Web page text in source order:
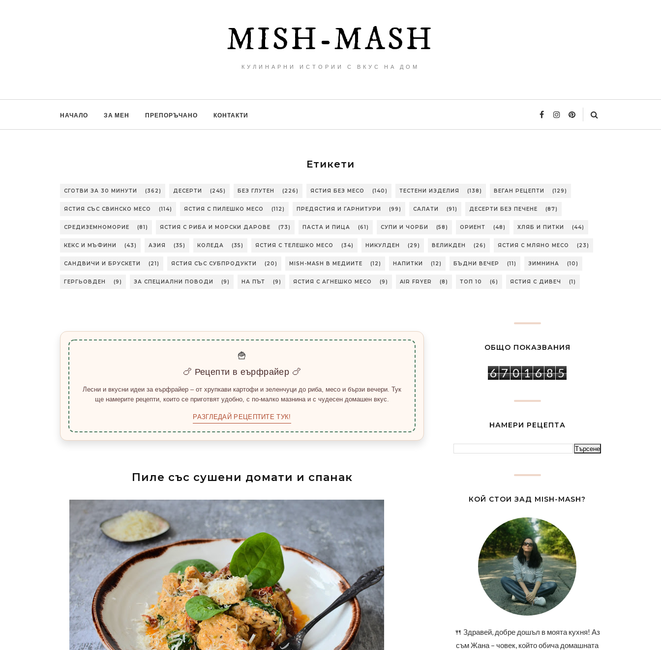
MISH-MASH
КУЛИНАРНИ ИСТОРИИ С ВКУС НА ДОМ
НАЧАЛО ЗА МЕН ПРЕПОРЪЧАНО КОНТАКТИ
Етикети
СГОТВИ ЗА 30 МИНУТИ (362) ДЕСЕРТИ (245) БЕЗ ГЛУТЕН (226) ЯСТИЯ БЕЗ МЕСО (140) ТЕСТЕНИ ИЗДЕЛИЯ (138) ВЕГАН РЕЦЕПТИ (129)
ЯСТИЯ СЪС СВИНСКО МЕСО (114) ЯСТИЯ С ПИЛЕШКО МЕСО (112) ПРЕДЯСТИЯ И ГАРНИТУРИ (99) САЛАТИ (91) ДЕСЕРТИ БЕЗ ПЕЧЕНЕ (87)
СРЕДИЗЕМНОМОРИЕ (81) ЯСТИЯ С РИБА И МОРСКИ ДАРОВЕ (73) ПАСТА И ПИЦА (61) СУПИ И ЧОРБИ (58) ОРИЕНТ (48) ХЛЯБ И ПИТКИ (44)
КЕКС И МЪФИНИ (43) АЗИЯ (35) КОЛЕДА (35) ЯСТИЯ С ТЕЛЕШКО МЕСО (34) НИКУЛДЕН (29) ВЕЛИКДЕН (26) ЯСТИЯ С МЛЯНО МЕСО (23)
САНДВИЧИ И БРУСКЕТИ (21) ЯСТИЯ СЪС СУБПРОДУКТИ (20) MISH-MASH В МЕДИИТЕ (12) НАПИТКИ (12) БЪДНИ ВЕЧЕР (11) ЗИМНИНА (10)
ГЕРГЬОВДЕН (9) ЗА СПЕЦИАЛНИ ПОВОДИ (9) НА ПЪТ (9) ЯСТИЯ С АГНЕШКО МЕСО (9) AIR FRYER (8) ТОП 10 (6) ЯСТИЯ С ДИВЕЧ (1)
🍟
🍗 Рецепти в еърфрайер 🍗
Лесни и вкусни идеи за еърфрайер – от хрупкави картофи и зеленчуци до риба, месо и бързи вечери. Тук
ще намерите рецепти, които се приготвят удобно, с по-малко мазнина и с чудесен домашен вкус.
РАЗГЛЕДАЙ РЕЦЕПТИТЕ ТУК!
Пиле със сушени домати и спанак
ОБЩО ПОКАЗВАНИЯ
6 7 0 1 6 8 5
НАМЕРИ РЕЦЕПТА
КОЙ СТОИ ЗАД MISH-MASH?
🍴 Здравей, добре дошъл в моята кухня! Аз
съм Жана – човек, който обича домашната